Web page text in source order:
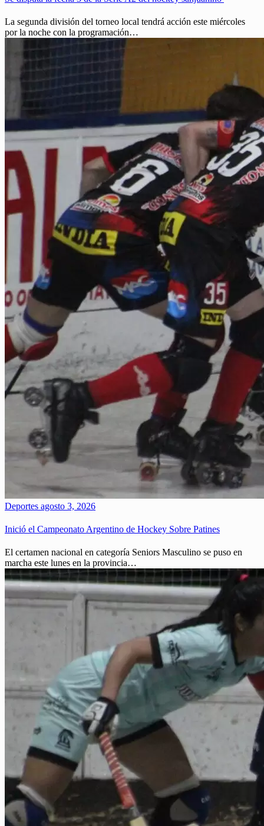
La segunda división del torneo local tendrá acción este miércoles
por la noche con la programación…
Deportes agosto 3, 2026
Inició el Campeonato Argentino de Hockey Sobre Patines
El certamen nacional en categoría Seniors Masculino se puso en
marcha este lunes en la provincia…